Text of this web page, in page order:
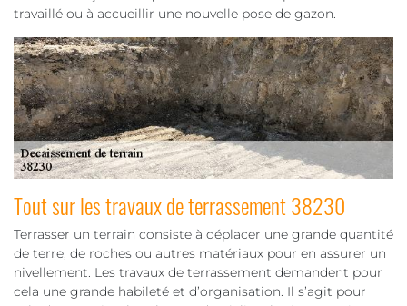
travaillé ou à accueillir une nouvelle pose de gazon.
Tout sur les travaux de terrassement 38230
Terrasser un terrain consiste à déplacer une grande quantité
de terre, de roches ou autres matériaux pour en assurer un
nivellement. Les travaux de terrassement demandent pour
cela une grande habileté et d’organisation. Il s’agit pour